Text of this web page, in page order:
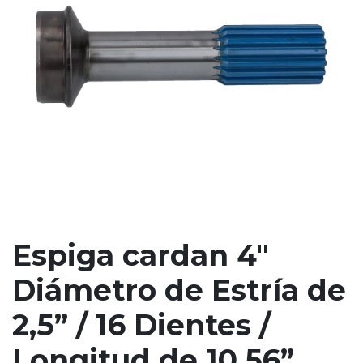
Espiga cardan 4"
Diámetro de Estría de
2,5” / 16 Dientes /